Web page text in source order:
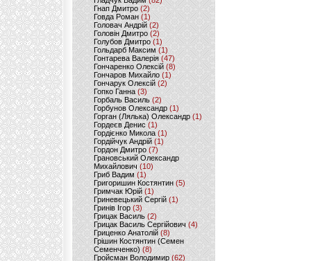
Гнап Дмитро (2)
Говда Роман(1)
Головач Андрій (2)
Головін Дмитро (2)
Голубов Дмитро (1)
Гольдарб Максим(1)
Гонтарева Валерія (47)
Гончаренко Олексій(8)
Гончаров Михайло (1)
Гончарук Олексій (2)
Гопко Ганна (3)
Горбаль Василь (2)
Горбунов Олександр (1)
Горган (Лялька) Олександр(1)
Гордеєв Денис (1)
Гордієнко Микола (1)
Гордійчук Андрій (1)
Гордон Дмитро (7)
Грановський Олександр
Михайлович (10)
Гриб Вадим (1)
Григоришин Костянтин (5)
Гримчак Юрій(1)
Гриневецький Сергій(1)
Гринів Ігор (3)
Грицак Василь (2)
Грицак Василь Сергійович (4)
Гриценко Анатолій (8)
Грішин Костянтин (Семен
Семенченко)(8)
Гройсман Володимир(62)